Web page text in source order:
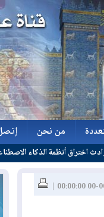
من نحن
من نحن
إتصل بنا
إتصل بنا